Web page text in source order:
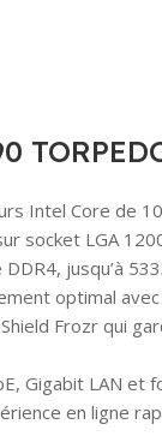
Intel Core de
socket LGA
jusqu’à
optimal
Frozr qui
Gigabit LAN et
en ligne